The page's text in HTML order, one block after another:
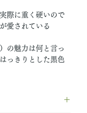
際に重く硬いので
愛されている
の魅力は何と言っ
っきりとした黒色